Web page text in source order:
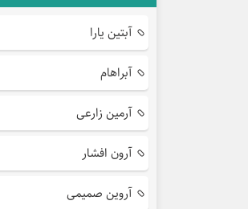
آبتین یارا
آبراهام
آرمین زارعی
آرون افشار
آروین صمیمی